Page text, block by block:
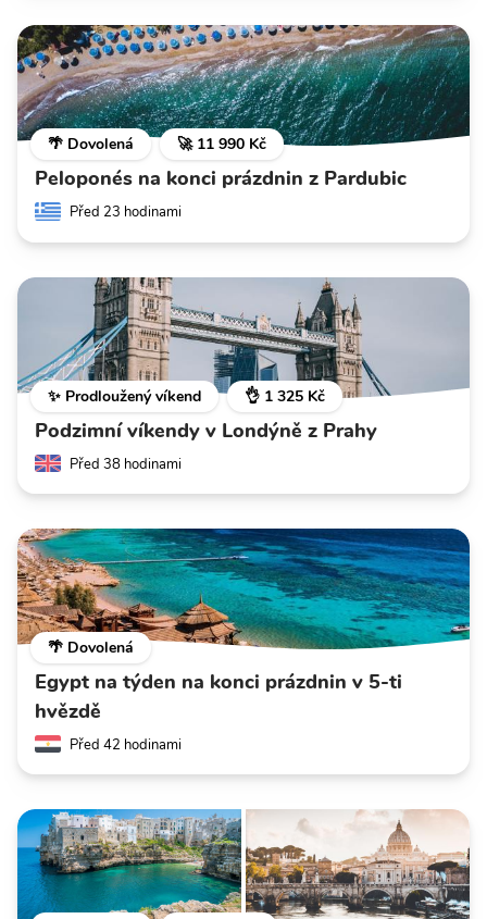
🌴 Dovolená 🚀 11 990 Kč
Peloponés na konci prázdnin z Pardubic
Před 23 hodinami
✨ Prodloužený víkend 👌 1 325 Kč
Podzimní víkendy v Londýně z Prahy
Před 38 hodinami
🌴 Dovolená
Egypt na týden na konci prázdnin v 5-ti
hvězdě
Před 42 hodinami